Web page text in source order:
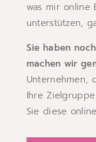
was mir online
unterstützen,
Sie haben
machen wir
Unternehmen,
Ihre
Sie diese